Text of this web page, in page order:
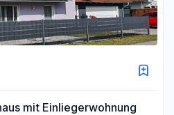
mit Einliegerwohnung